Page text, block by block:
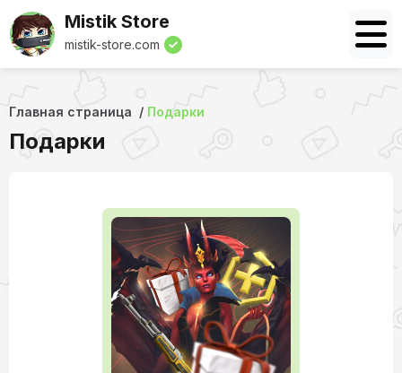
Mistik Store
mistik-store.com
Главная страница Подарки
Подарки